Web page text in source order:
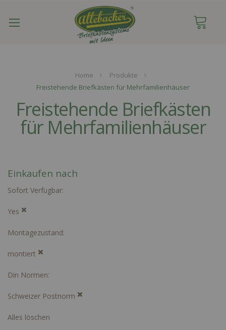
Home
Produkte
Freistehende Briefkästen für Mehrfamilienhäuser
Freistehende Briefkästen
für Mehrfamilienhäuser
Einkaufen nach
Sofort Verfügbar
Yes
Montagezustand
montiert
Din Normen
Schweizer Postnorm
Alles löschen